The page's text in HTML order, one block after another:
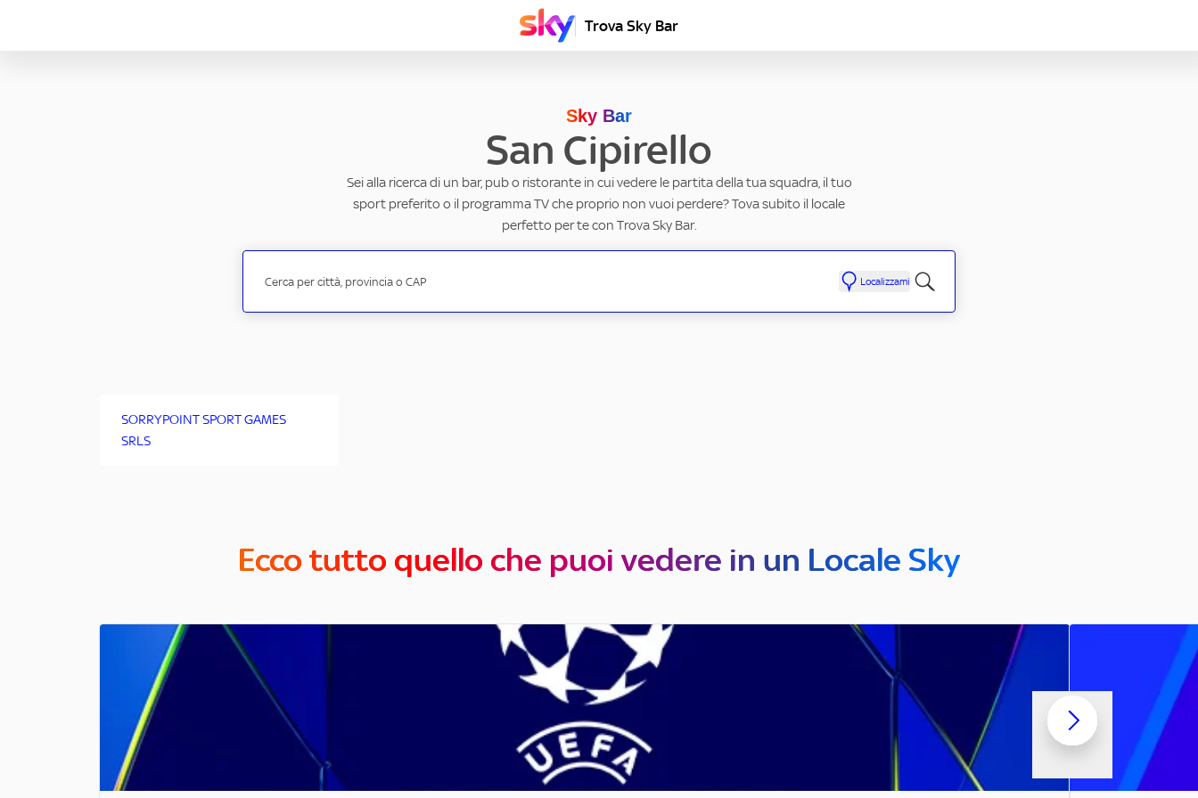
Trova Sky Bar
Sky Bar
San Cipirello
Sei alla ricerca di un bar, pub o ristorante in cui vedere le partita della tua squadra, il tuo
sport preferito o il programma TV che proprio non vuoi perdere? Tova subito il locale
perfetto per te con Trova Sky Bar.
Localizzami
SORRYPOINT SPORT GAMES
SRLS
Ecco tutto quello che puoi vedere in un Locale Sky